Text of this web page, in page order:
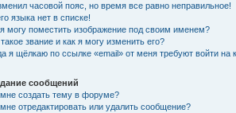
часовой пояс, но время все равно неправильное!
языка нет в списке!
я могу поместить изображение под своим именем?
звание и как я могу изменить его?
я щёлкаю по ссылке «email» от меня требуют войти на
сообщений
мне создать тему в форуме?
отредактировать или удалить сообщение?